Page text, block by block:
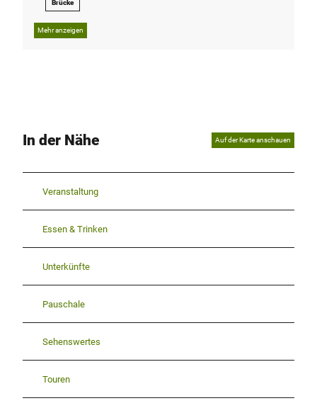
Brücke
Mehr anzeigen
In der Nähe Auf der Karte anschauen
Veranstaltung
Essen & Trinken
Unterkünfte
Pauschale
Sehenswertes
Touren